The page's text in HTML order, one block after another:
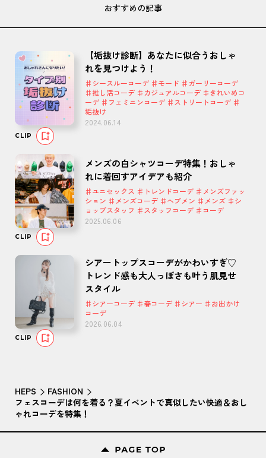
おすすめの記事
【垢抜け診断】あなたに似合うおしゃ
れを見つけよう！
♯シースルーコーデ ♯モード ♯ガーリーコーデ
♯推し活コーデ ♯カジュアルコーデ ♯きれいめコ
ーデ ♯フェミニンコーデ ♯ストリートコーデ ♯
垢抜け
2024.06.14
CLIP
メンズの白シャツコーデ特集！おしゃ
れに着回すアイデアも紹介
♯ユニセックス ♯トレンドコーデ ♯メンズファッ
ション ♯メンズコーデ ♯ヘプメン ♯メンズ ♯シ
ョップスタッフ ♯スタッフコーデ ♯コーデ
2025.06.06
CLIP
シアートップスコーデがかわいすぎ♡
トレンド感も大人っぽさも叶う肌見せ
スタイル
♯シアーコーデ ♯春コーデ ♯シアー ♯お出かけ
コーデ
2026.06.04
CLIP
HEPS
FASHION
フェスコーデは何を着る？夏イベントで真似したい快適＆おし
ゃれコーデを特集！